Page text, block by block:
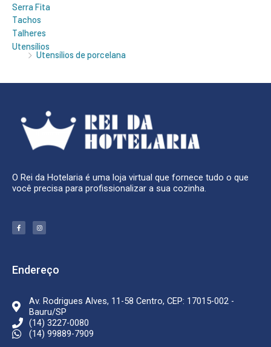
Serra Fita
Tachos
Talheres
Utensílios
Utensílios de porcelana
O Rei da Hotelaria é uma loja virtual que fornece tudo o que
você precisa para profissionalizar a sua cozinha.
F
a
c
k
-
I
n
s
m
Endereço
Av. Rodrigues Alves, 11-58 Centro, CEP: 17015-002 -
Bauru/SP
(14) 3227-0080
(14) 99889-7909